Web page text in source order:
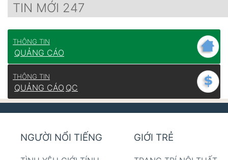
TIN MỚI 247
THÔNG TIN
QUẢNG CÁO
THÔNG TIN
QUẢNG CÁO QC
NGƯỜI NỔI TIẾNG GIỚI TRẺ